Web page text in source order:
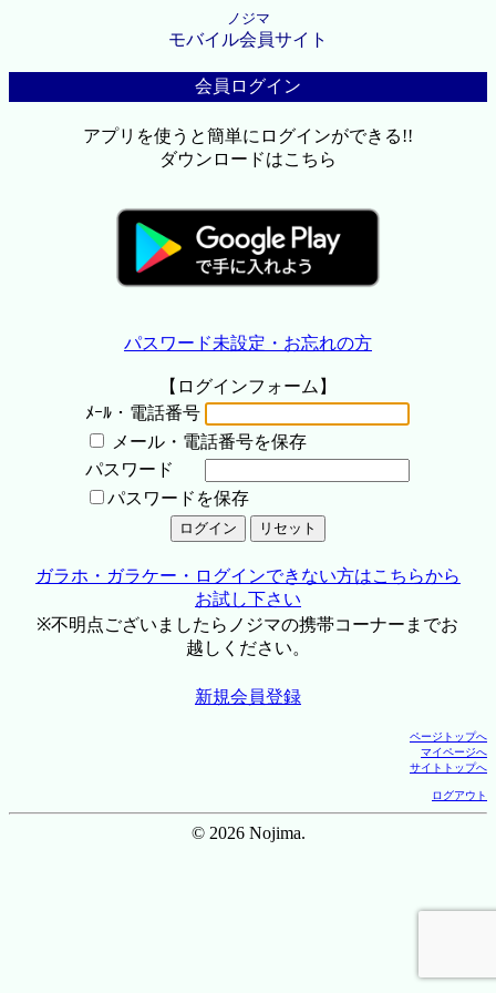
ノジマ
モバイル会員サイト
会員ログイン
アプリを使うと簡単にログインができる!!
ダウンロードはこちら
パスワード未設定・お忘れの方
【ログインフォーム】
ﾒｰﾙ・電話番号
メール・電話番号を保存
パスワード
パスワードを保存
ガラホ・ガラケー・ログインできない方はこちらから
お試し下さい
※不明点ございましたらノジマの携帯コーナーまでお
越しください。
新規会員登録
ページトップへ
マイページへ
サイトトップへ
ログアウト
© 2026 Nojima.